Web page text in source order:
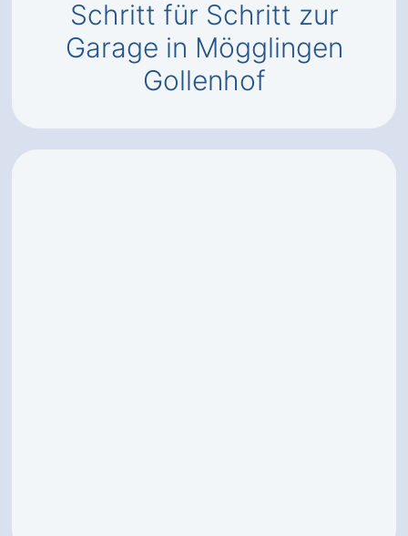
Schritt für Schritt zur
Garage in Mögglingen
Gollenhof